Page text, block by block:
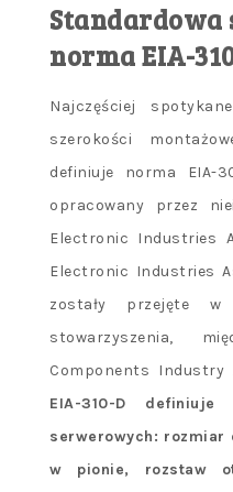
Standardowa
norma EIA-
Najczęściej
szerokości
definiuje norma EIA-
opracowany przez
Electronic Industries
Electronic Industries
zostały przejęte
stowarzyszenia,
Components Industry
EIA-310-D
serwerowych:
w pionie, rozstaw